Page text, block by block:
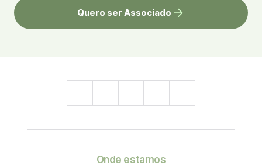
Quero ser Associado
Onde estamos